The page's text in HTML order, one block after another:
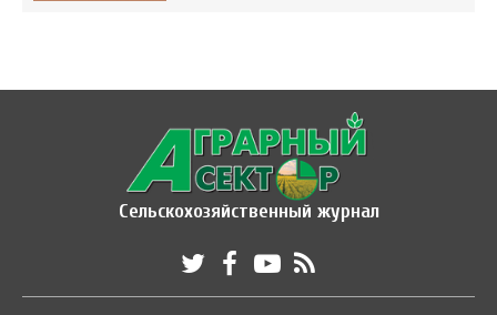
Сельскохозяйственный журнал